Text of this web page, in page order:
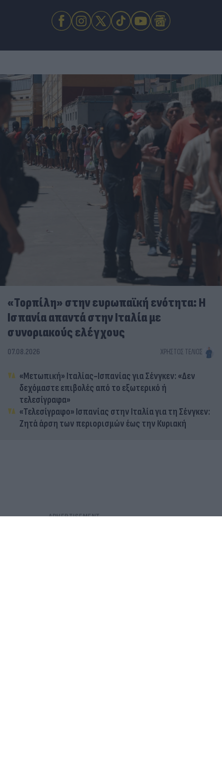
«Τορπίλη» στην ευρωπαϊκή ενότητα: Η
Ισπανία απαντά στην Ιταλία με
συνοριακούς ελέγχους
07.08.2026 ΧΡΉΣΤΟΣ ΤΈΛΙΟΣ
«Μετωπική» Ιταλίας-Ισπανίας για Σένγκεν: «Δεν
δεχόμαστε επιβολές από το εξωτερικό ή
τελεσίγραφα»
«Τελεσίγραφο» Ισπανίας στην Ιταλία για τη Σένγκεν:
Ζητά άρση των περιορισμών έως την Κυριακή